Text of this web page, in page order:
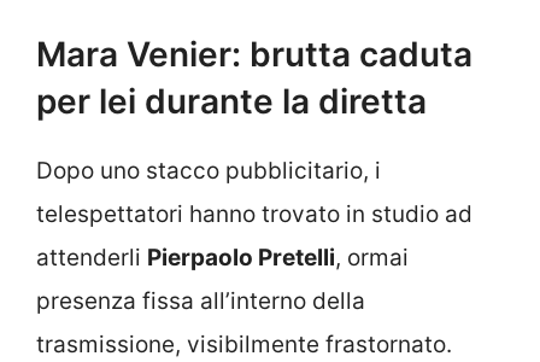
Mara Venier: brutta caduta
per lei durante la diretta
Dopo uno stacco pubblicitario, i
telespettatori hanno trovato in studio ad
attenderli Pierpaolo Pretelli, ormai
presenza fissa all’interno della
trasmissione, visibilmente frastornato.